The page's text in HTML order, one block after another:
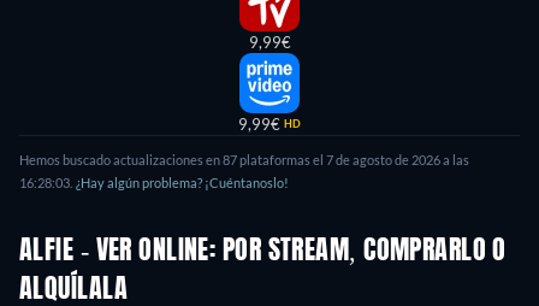
9,99€
9,99€ HD
Hemos buscado actualizaciones en87plataformas el 7 de agosto de 2026a las
16:28:03 ¿Hay algún problema? ¡Cuéntanoslo!
ALFIE - VER ONLINE: POR STREAM, COMPRARLO O
ALQUÍLALA